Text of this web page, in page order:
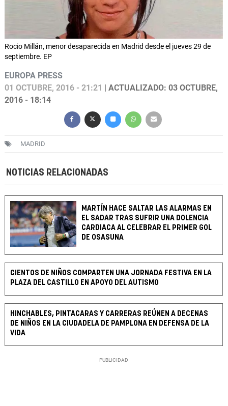
Rocio Millán, menor desaparecida en Madrid desde el jueves 29 de
septiembre. EP
EUROPA PRESS
01 OCTUBRE, 2016 - 21:21
| ACTUALIZADO: 03 OCTUBRE,
2016 - 18:14
MADRID
NOTICIAS RELACIONADAS
MARTÍN HACE SALTAR LAS ALARMAS EN
EL SADAR TRAS SUFRIR UNA DOLENCIA
CARDIACA AL CELEBRAR EL PRIMER GOL
DE OSASUNA
CIENTOS DE NIÑOS COMPARTEN UNA JORNADA FESTIVA EN LA
PLAZA DEL CASTILLO EN APOYO DEL AUTISMO
HINCHABLES, PINTACARAS Y CARRERAS REÚNEN A DECENAS
DE NIÑOS EN LA CIUDADELA DE PAMPLONA EN DEFENSA DE LA
VIDA